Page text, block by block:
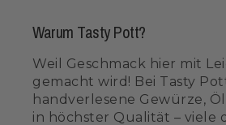
Warum Tasty Pott?
Weil Geschmack hier mit
gemacht wird! Bei Tasty
handverlesene Gewürze,
in höchster Qualität – viele